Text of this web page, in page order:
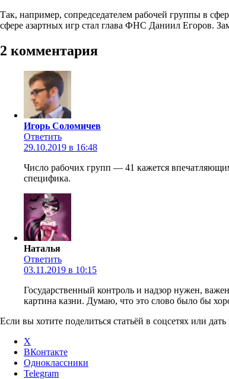
Так, например, сопредседателем рабочей группы в
сфере азартных игр стал глава ФНС Даниил Егоров.
2 комментария
Игорь Соломичев
Ответить
29.10.2019 в 16:48
Число рабочих групп — 41 кажется
специфика.
Наталья
Ответить
03.11.2019 в 10:15
Государственный контроль и надзор нужен,
картина казни. Думаю, что это слово было бы
Если вы хотите поделиться статьёй в соцсетях или дать
X
ВКонтакте
Одноклассники
Telegram